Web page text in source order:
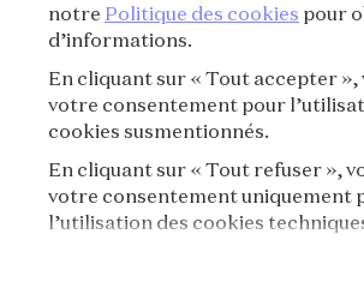
CONTACT
FAQ
RÈGLEMENT DE VISITE
notre Politique des cookies pour
d’informations.
En cliquant sur « Tout accepter »,
votre consentement pour
cookies susmentionnés.
En cliquant sur « Tout refuser »,
votre consentement uniquement
l’utilisation des cookies